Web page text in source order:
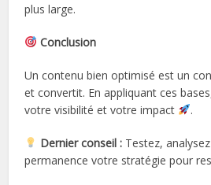
plus large.
Conclusion
Un contenu bien optimisé est un
et convertit. En appliquant ces
votre visibilité et votre impact
.
Dernier conseil : Testez,
permanence votre stratégie pour